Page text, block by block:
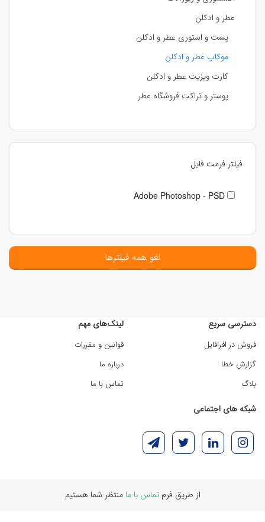
عطر و ادکلن
پست و استوری عطر و ادکلن
موکاپ عطر و ادکلن
کارت ویزیت عطر و ادکلن
پوستر و تراکت فروشگاه عطر
فیلتر فرمت فایل
Adobe Photoshop - PSD
لغو همه فیلترها
دسترسی سریع
فروش در افرافایل
گزارش خطا
بلاگ
لینک‌های مهم
قوانین و مقررات
درباره ما
تماس با ما
شبکه های اجتماعی
از طریق فرمتماس با ما منتظر شما هستیم